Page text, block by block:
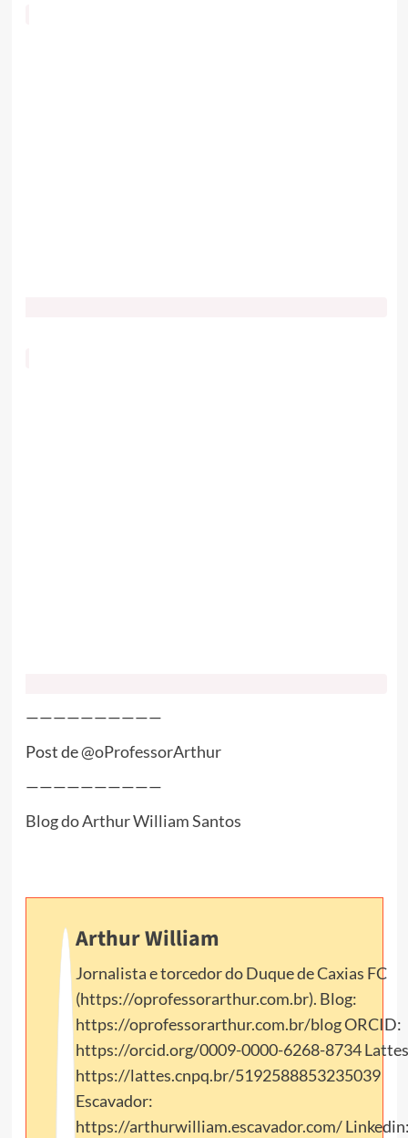
——————————
Post de@oProfessorArthur
——————————
Blog do Arthur William Santos
Arthur William
Jornalista e torcedor do Duque de Caxias FC
(https://oprofessorarthur.com.br). Blog:
https://oprofessorarthur.com.br/blog ORCID:
https://orcid.org/0009-0000-6268-8734
https://lattes.cnpq.br/5192588853235039
Escavador:
https://arthurwilliam.escavador.com/